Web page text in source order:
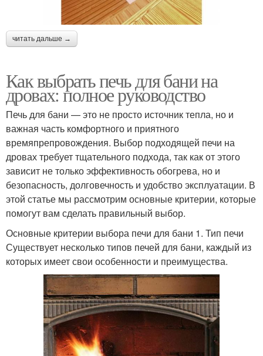
читать дальше →
Как выбрать печь для бани на
дровах: полное руководство
Печь для бани — это не просто источник тепла, но и
важная часть комфортного и приятного
времяпрепровождения. Выбор подходящей печи на
дровах требует тщательного подхода, так как от этого
зависит не только эффективность обогрева, но и
безопасность, долговечность и удобство эксплуатации. В
этой статье мы рассмотрим основные критерии, которые
помогут вам сделать правильный выбор.
Основные критерии выбора печи для бани 1. Тип печи
Существует несколько типов печей для бани, каждый из
которых имеет свои особенности и преимущества.